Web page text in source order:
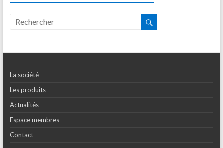
La société
Les produits
Actualités
Espace membres
Contact